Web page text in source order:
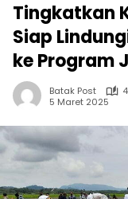
Tingkatkan
Siap
ke Program
Batak Post
5 Maret 2025